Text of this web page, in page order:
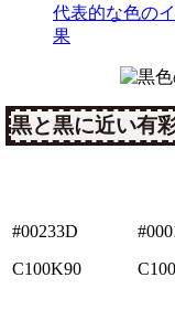
代表的な色の
果
黒と黒に近い有
#00233D
C100K90